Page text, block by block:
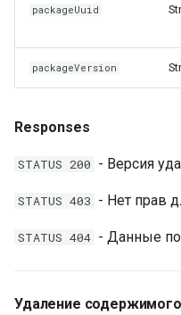
packageUuid
packageVersion
Responses
STATUS 200 - Версия
STATUS 403 - Нет прав
STATUS 404 - Данные по
Удаление